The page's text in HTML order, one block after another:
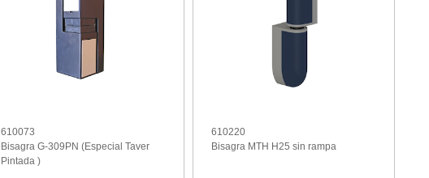
610073
Bisagra G-309PN (Especial Taver
Pintada )
610220
Bisagra MTH H25 sin rampa